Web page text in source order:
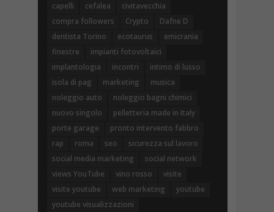
capelli
cefalea
civitavecchia
compra followers
Crypto
Dafne D
dentista Torino
ecotaurus
emicrania
finestre
impianti fotovoltaici
implantologia
incontri
intimo di lusso
isola di pag
marketing
musica
noleggio auto
noleggio bagni chimici
nuovo singolo
pelletteria made in Italy
porte garage
pronto intervento fabbro
rap
roma seo
sicurezza sul lavoro
social media marketing
social network
views YouTube
vino rosso
visite
visite youtube
web marketing
youtube
youtube visualizzazioni